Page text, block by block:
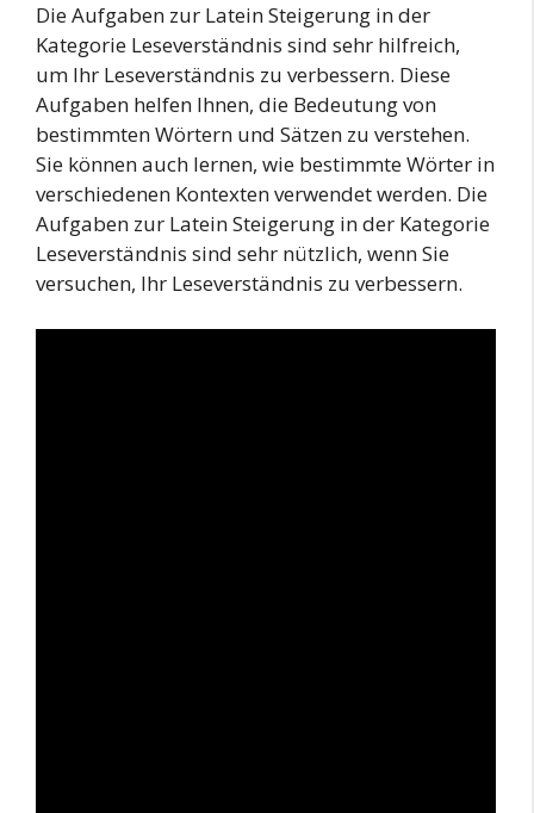
Die Aufgaben zur Latein Steigerung in der
Kategorie Leseverständnis sind sehr hilfreich,
um Ihr Leseverständnis zu verbessern. Diese
Aufgaben helfen Ihnen, die Bedeutung von
bestimmten Wörtern und Sätzen zu verstehen.
Sie können auch lernen, wie bestimmte Wörter in
verschiedenen Kontexten verwendet werden. Die
Aufgaben zur Latein Steigerung in der Kategorie
Leseverständnis sind sehr nützlich, wenn Sie
versuchen, Ihr Leseverständnis zu verbessern.